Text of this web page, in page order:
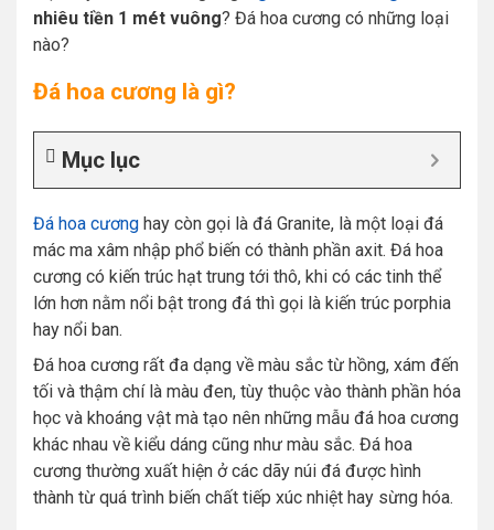
nhiêu tiền 1 mét vuông? Đá hoa cương có những loại
nào?
Đá hoa cương là gì?
Mục lục
Đá hoa cương hay còn gọi là đá Granite, là một loại đá
mác ma xâm nhập phổ biến có thành phần axit. Đá hoa
cương có kiến trúc hạt trung tới thô, khi có các tinh thể
lớn hơn nằm nổi bật trong đá thì gọi là kiến trúc porphia
hay nổi ban.
Đá hoa cương rất đa dạng về màu sắc từ hồng, xám đến
tối và thậm chí là màu đen, tùy thuộc vào thành phần hóa
học và khoáng vật mà tạo nên những mẫu đá hoa cương
khác nhau về kiểu dáng cũng như màu sắc. Đá hoa
cương thường xuất hiện ở các dãy núi đá được hình
thành từ quá trình biến chất tiếp xúc nhiệt hay sừng hóa.